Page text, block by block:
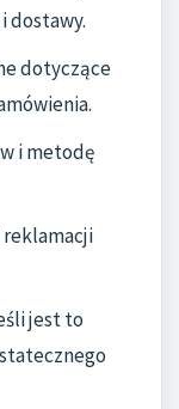
dostawy.
dotyczące
i metodę
jest to